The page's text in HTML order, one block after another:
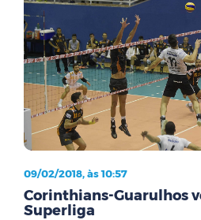
09/02/2018, às 10:57
Corinthians-Guarulhos
Superliga